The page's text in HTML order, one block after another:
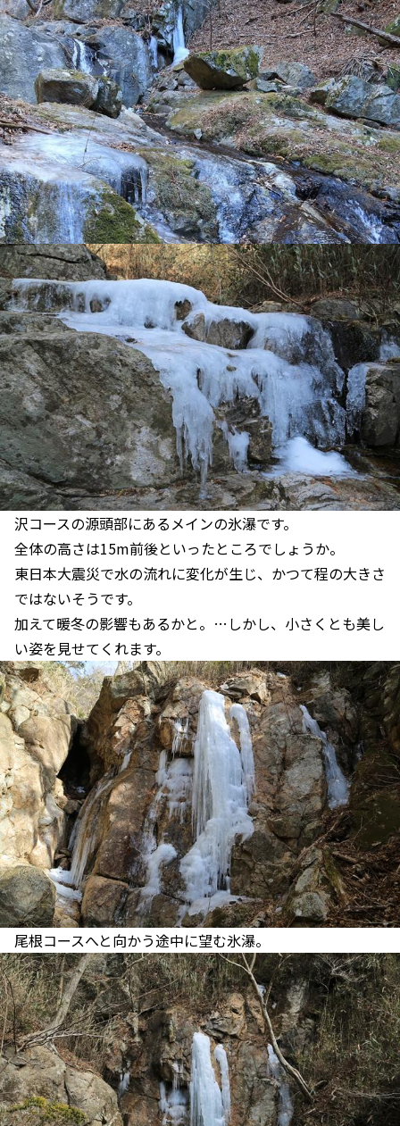
沢コースの源頭部にあるメインの氷瀑です。
全体の高さは15m前後といったところでしょうか。
東日本大震災で水の流れに変化が生じ、かつて程の大きさ
ではないそうです。
加えて暖冬の影響もあるかと。…しかし、小さくとも美し
い姿を見せてくれます。
尾根コースへと向かう途中に望む氷瀑。